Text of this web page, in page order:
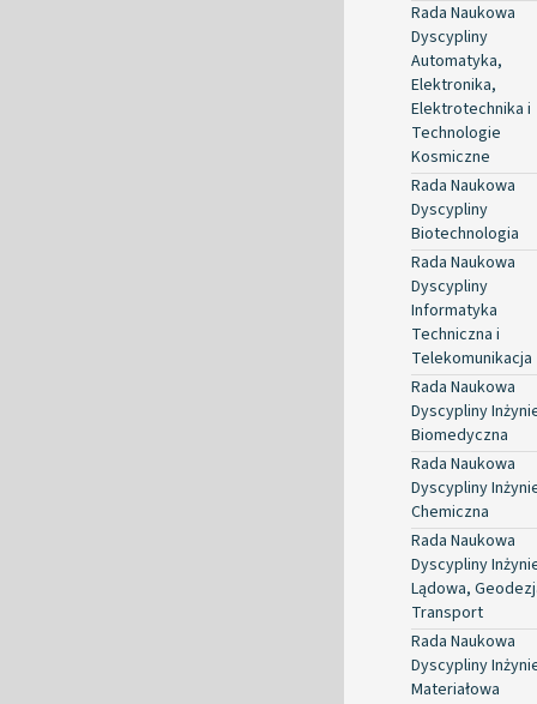
Rada Naukowa
Dyscypliny
Automatyka,
Elektronika,
Elektrotechnika i
Technologie
Kosmiczne
Rada Naukowa
Dyscypliny
Biotechnologia
Rada Naukowa
Dyscypliny
Informatyka
Techniczna i
Telekomunikacja
Rada Naukowa
Dyscypliny
Biomedyczna
Rada Naukowa
Dyscypliny
Chemiczna
Rada Naukowa
Dyscypliny
Lądowa,
Transport
Rada Naukowa
Dyscypliny
Materiałowa